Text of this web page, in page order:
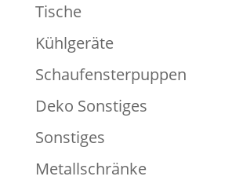
Tische
Kühlgeräte
Schaufensterpuppen
Deko Sonstiges
Sonstiges
Metallschränke